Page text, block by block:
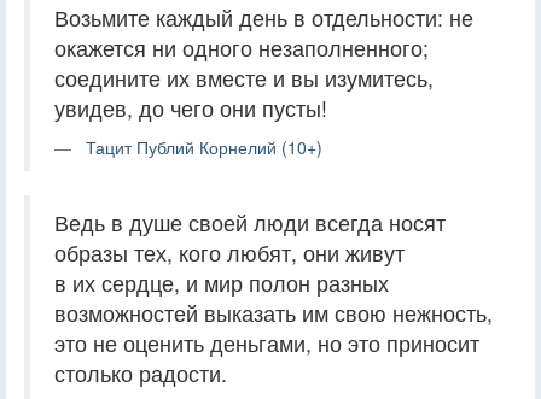
Возьмите каждый день в отдельности: не
окажется ни одного незаполненного;
соедините их вместе и вы изумитесь,
увидев, до чего они пусты!
Тацит Публий Корнелий (10+)
Ведь в душе своей люди всегда носят
образы тех, кого любят, они живут
в их сердце, и мир полон разных
возможностей выказать им свою нежность,
это не оценить деньгами, но это приносит
столько радости.